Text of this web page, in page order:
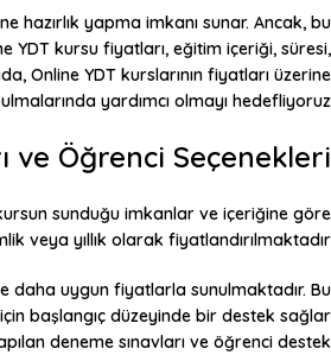
hazırlık yapma imkanı sunar. Ancak, bu
YDT kursu fiyatları, eğitim içeriği, süresi,
Online YDT kurslarının fiyatları üzerine
yardımcı olmayı hedefliyoruz.
ve Öğrenci Seçenekleri
sunduğu imkanlar ve içeriğine göre
veya yıllık olarak fiyatlandırılmaktadır.
daha uygun fiyatlarla sunulmaktadır. Bu
başlangıç düzeyinde bir destek sağlar.
deneme sınavları ve öğrenci destek